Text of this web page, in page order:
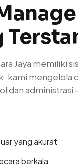
Jaya memiliki
kami mengelola
dan administrasi
yang akurat
berkala